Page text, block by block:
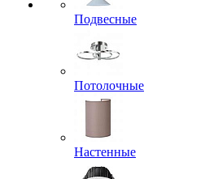
Подвесные
Потолочные
Настенные